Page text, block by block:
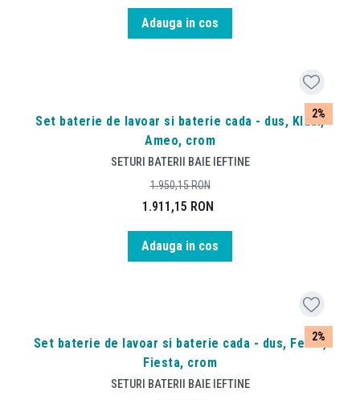
Adauga in cos
2%
Set baterie de lavoar si baterie cada - dus, Kludi,
Ameo, crom
SETURI BATERII BAIE IEFTINE
1.911,15 RON
1.950,15RON
Adauga in cos
2%
Set baterie de lavoar si baterie cada - dus, Ferro,
Fiesta, crom
SETURI BATERII BAIE IEFTINE